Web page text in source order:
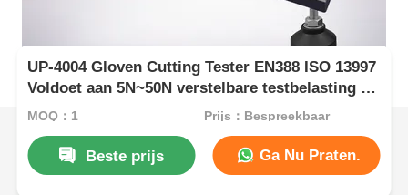
UP-4004 Gloven Cutting Tester EN388 ISO 13997
Voldoet aan 5N~50N verstelbare testbelasting en
nauwkeurige druk sensor
MOQ：1 Prijs：Bespreekbaar
Beste prijs Ga Nu Praten.